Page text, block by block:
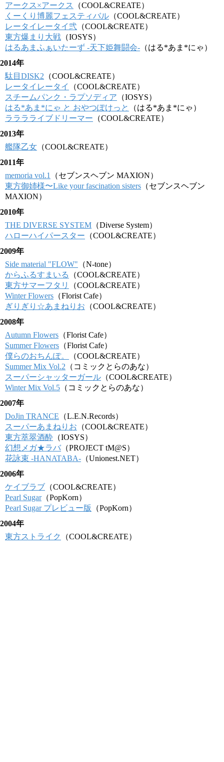
アークス×アークス
（COOL&CREATE）
くーくり博麗フェスティバル （COOL&CREATE）
レータイレータイ弐 （COOL&CREATE）
東方爆まり大戦 （IOSYS）
はるあまふぁいたーず -天下姫舞闘会- （はる*あま*にゃ）
2014年
駄目DISK2 （COOL&CREATE）
レータイレータイ
（COOL&CREATE）
スチームパンク・ラプソディア （IOSYS）
はる*あま*にゃ と おやつぽけっと
（はる*あま*にゃ）
ラララライブドリーマー （COOL&CREATE）
2013年
艦隊乙女 （COOL&CREATE）
2011年
memoria vol.1
（セブンスヘブン MAXION）
東方御姉様〜Like your fascination sisters （セブンスヘブン
MAXION）
2010年
THE DIVERSE SYSTEM （Diverse System）
ハローハイパースター （COOL&CREATE）
2009年
Side material "FLOW" （N-tone）
からふるすまいる
（COOL&CREATE）
東方サマーフタリ
（COOL&CREATE）
Winter Flowers （Florist Cafe）
ぎりぎり☆あまねりお （COOL&CREATE）
2008年
Autumn Flowers （Florist Cafe）
Summer Flowers （Florist Cafe）
僕らのおちんぽ。
（COOL&CREATE）
Summer Mix Vol.2 （コミックとらのあな）
スーパーシャッターガール （COOL&CREATE）
Winter Mix Vol.5 （コミックとらのあな）
2007年
DoJin TRANCE （L.E.N.Records）
スーパーあまねりお （COOL&CREATE）
東方萃翠酒酔 （IOSYS）
幻想メガ★ラバ（PROJECT tM@S）
花詠束 -HANATABA- （Unionest.NET）
2006年
ケイブラブ （COOL&CREATE）
Pearl Sugar（PopKorn）
Pearl Sugar プレビュー版
（PopKorn）
2004年
東方ストライク
（COOL&CREATE）